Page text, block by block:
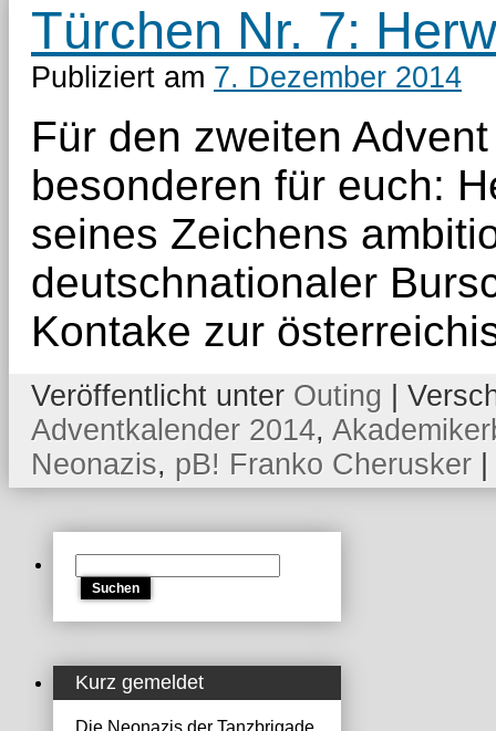
Türchen Nr. 7:
Publiziert am 7. Dezember 2014
Für den zweiten
besonderen für euch:
seines Zeichens
deutschnationaler
Kontake zur
Veröffentlicht unter Outing
Adventkalender 2014,
Neonazis, pB! Franko Cherusker
nach:
Kurz gemeldet